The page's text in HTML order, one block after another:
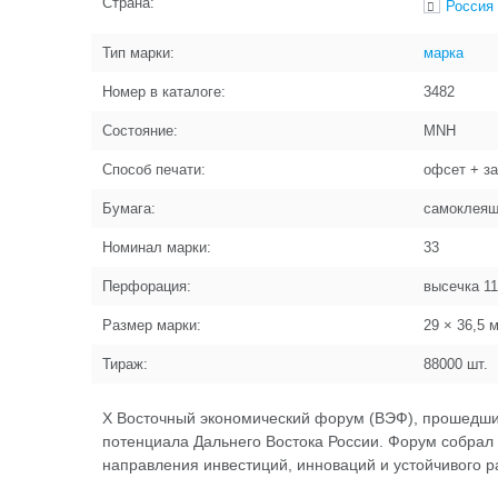
Россия
Тип марки: марка
Номер в каталоге: 3482
Состояние: MNH
Способ печати: офсет +
Бумага:
Номинал марки: 33
Перфорация: высечка
Размер марки: 29 × 36,5
Тираж: 88000 шт.
X Восточный экономический форум (ВЭФ),
потенциала Дальнего Востока России. Форум
направления инвестиций, инноваций и устойчивого